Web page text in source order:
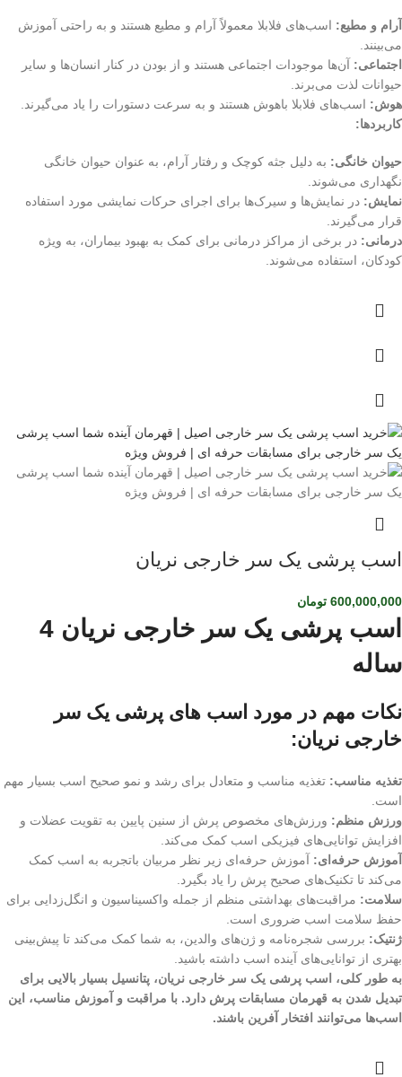
آرام و مطیع: اسب‌های فلابلا معمولاً آرام و مطیع هستند و به راحتی آموزش
می‌بینند.
اجتماعی: آن‌ها موجودات اجتماعی هستند و از بودن در کنار انسان‌ها و سایر
حیوانات لذت می‌برند.
هوش: اسب‌های فلابلا باهوش هستند و به سرعت دستورات را یاد می‌گیرند.
کاربردها:
حیوان خانگی: به دلیل جثه کوچک و رفتار آرام، به عنوان حیوان خانگی
نگهداری می‌شوند.
نمایش: در نمایش‌ها و سیرک‌ها برای اجرای حرکات نمایشی مورد استفاده
قرار می‌گیرند.
درمانی: در برخی از مراکز درمانی برای کمک به بهبود بیماران، به ویژه
کودکان، استفاده می‌شوند.
اسب پرشی یک سر خارجی نریان
600,000,000 تومان
اسب پرشی یک سر خارجی نریان 4
ساله
نکات مهم در مورد اسب های پرشی یک سر
خارجی نریان:
تغذیه مناسب: تغذیه مناسب و متعادل برای رشد و نمو صحیح اسب بسیار مهم
است.
ورزش منظم: ورزش‌های مخصوص پرش از سنین پایین به تقویت عضلات و
افزایش توانایی‌های فیزیکی اسب کمک می‌کند.
آموزش حرفه‌ای: آموزش حرفه‌ای زیر نظر مربیان باتجربه به اسب کمک
می‌کند تا تکنیک‌های صحیح پرش را یاد بگیرد.
سلامت: مراقبت‌های بهداشتی منظم از جمله واکسیناسیون و انگل‌زدایی برای
حفظ سلامت اسب ضروری است.
ژنتیک: بررسی شجره‌نامه و ژن‌های والدین، به شما کمک می‌کند تا پیش‌بینی
بهتری از توانایی‌های آینده اسب داشته باشید.
به طور کلی، اسب پرشی یک سر خارجی نریان، پتانسیل بسیار بالایی برای
تبدیل شدن به قهرمان مسابقات پرش دارد. با مراقبت و آموزش مناسب، این
اسب‌ها می‌توانند افتخار آفرین باشند.